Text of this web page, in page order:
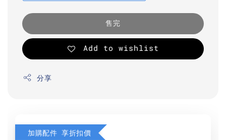
售完
Add to wishlist
分享
加購配件 享折扣價